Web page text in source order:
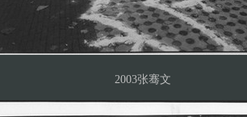
2003张骞文